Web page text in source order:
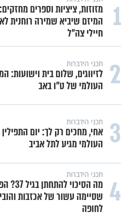
1
מזוזות, ציציות וספרים מחזקים:
המיזם שיביא שמירה רוחנית
חיילי צה"ל
2 תכני הידברות
לזיווגים, שלום בית וישועות:
העולמי של ט"ו באב
3 תכני הידברות
אחי, מחכים רק לך: יום התפילין
העולמי מגיע לתל אביב
4 תכני הידברות
מה הסיכוי
שסיימה עשור של אכזבות
לחופה